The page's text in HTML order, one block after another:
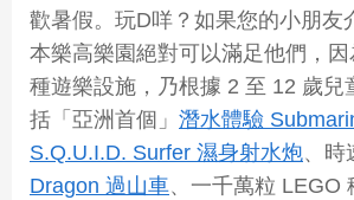
歡暑假。玩D咩？如果您的小朋友
本樂高樂園絕對可以滿足他們，
種遊樂設施，乃根據 2 至 12 歲兒
括「亞洲首個」 潛水體驗
S.Q.U.I.D. Surfer 濕身射水炮、時
Dragon 過山車、一千萬粒 LEGO